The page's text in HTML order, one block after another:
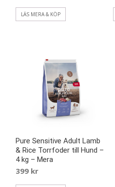
LÄS MERA & KÖP
Pure Sensitive Adult Lamb
& Rice Torrfoder till Hund –
4 kg – Mera
399 kr